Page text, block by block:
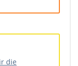
die